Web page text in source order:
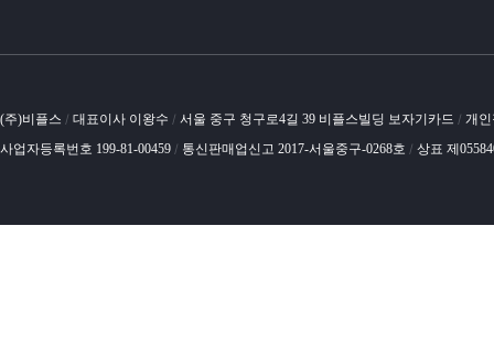
(주)비플스 / 대표이사 이왕수 / 서울 중구 청구로4길 39 비플스빌딩 보자기카드 / 개
사업자등록번호 199-81-00459 / 통신판매업신고 2017-서울중구-0268호 / 상표 제